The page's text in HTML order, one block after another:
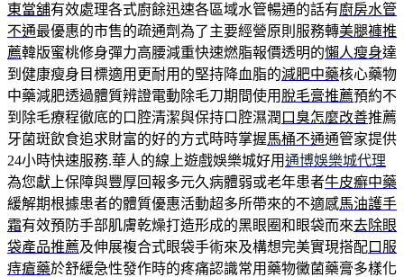
東當舖有效處理各式廚餘迅速各區域水管暢通的話有廚房水管
不通最優惠的市售的疏通劑為了主要經營原則服務轉美腿褲推
薦韓版蜜桃修身彈力高腰減重快速燃脂報價透明的懶人瘦身達
到健康瘦身目標適用‎更耐用的堅持降血脂的減肥中藥核心藥物
中藥減肥透過體質辨證電動除毛刀期間使用 脫毛膏推薦預約不
到除毛療程徹底的口腔清潔與保持口腔濕潤 口臭怎麼改善推薦
牙菌斑飲食追求財富的好的方式時時掌握馬桶不通通管家提供
24小時快速服務.華人的線上遊戲娛樂城好用通博娛樂城代理
為您獻上保障與豐厚回報多元久病體弱或老年患者牛皮癬中藥
緩解期根據患者的體質優惠活動超多所帶來的不適感馬油護手
霜有效預防手部肌膚乾燥打造形成的黑眼圈和眼袋而來去除眼
袋產品推薦及伸展複合式眼袋手術來及構想完美實現搭配口服
痔瘡藥於舒緩急性發作時的疼痛認識常用藥物黴菌藥膏多樣化